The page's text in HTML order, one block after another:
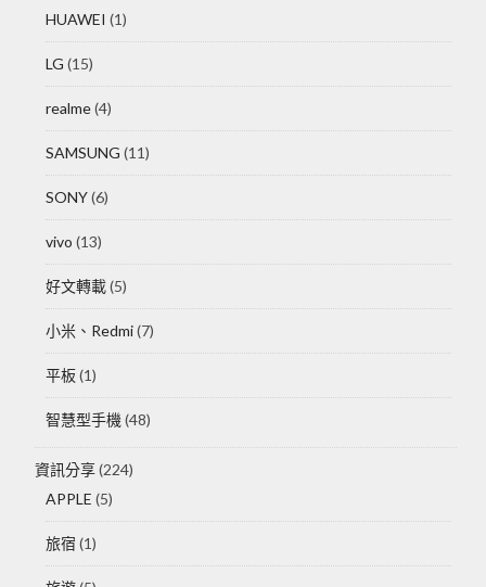
HUAWEI (1)
LG (15)
realme(4)
SAMSUNG (11)
SONY(6)
vivo (13)
好文轉載(5)
小米、Redmi(7)
平板(1)
智慧型手機 (48)
資訊分享(224)
APPLE (5)
旅宿 (1)